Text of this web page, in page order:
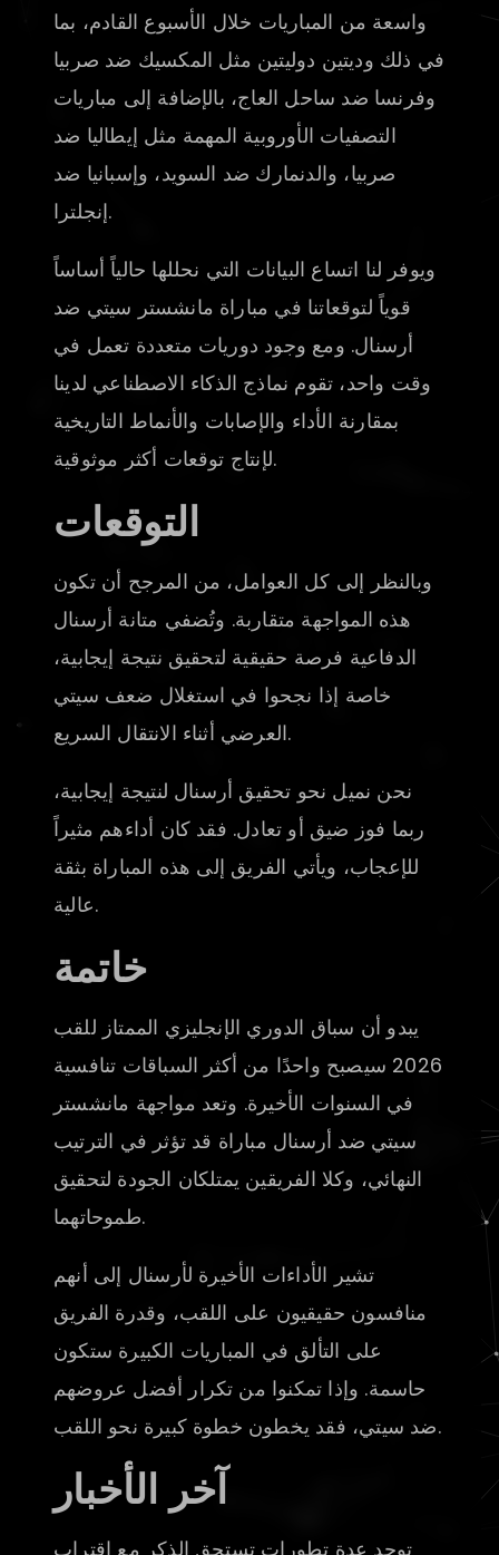
واسعة من المباريات خلال الأسبوع القادم، بما
في ذلك وديتين دوليتين مثل المكسيك ضد صربيا
وفرنسا ضد ساحل العاج، بالإضافة إلى مباريات
التصفيات الأوروبية المهمة مثل إيطاليا ضد
صربيا، والدنمارك ضد السويد، وإسبانيا ضد
إنجلترا.
ويوفر لنا اتساع البيانات التي نحللها حالياً أساساً
قوياً لتوقعاتنا في مباراة مانشستر سيتي ضد
أرسنال. ومع وجود دوريات متعددة تعمل في
وقت واحد، تقوم نماذج الذكاء الاصطناعي لدينا
بمقارنة الأداء والإصابات والأنماط التاريخية
لإنتاج توقعات أكثر موثوقية.
التوقعات
وبالنظر إلى كل العوامل، من المرجح أن تكون
هذه المواجهة متقاربة. وتُضفي متانة أرسنال
الدفاعية فرصة حقيقية لتحقيق نتيجة إيجابية،
خاصة إذا نجحوا في استغلال ضعف سيتي
العرضي أثناء الانتقال السريع.
نحن نميل نحو تحقيق أرسنال لنتيجة إيجابية،
ربما فوز ضيق أو تعادل. فقد كان أداءهم مثيراً
للإعجاب، ويأتي الفريق إلى هذه المباراة بثقة
عالية.
خاتمة
يبدو أن سباق الدوري الإنجليزي الممتاز للقب
2026 سيصبح واحدًا من أكثر السباقات تنافسية
في السنوات الأخيرة. وتعد مواجهة مانشستر
سيتي ضد أرسنال مباراة قد تؤثر في الترتيب
النهائي، وكلا الفريقين يمتلكان الجودة لتحقيق
طموحاتهما.
تشير الأداءات الأخيرة لأرسنال إلى أنهم
منافسون حقيقيون على اللقب، وقدرة الفريق
على التألق في المباريات الكبيرة ستكون
حاسمة. وإذا تمكنوا من تكرار أفضل عروضهم
ضد سيتي، فقد يخطون خطوة كبيرة نحو اللقب.
آخر الأخبار
توجد عدة تطورات تستحق الذكر مع اقتراب